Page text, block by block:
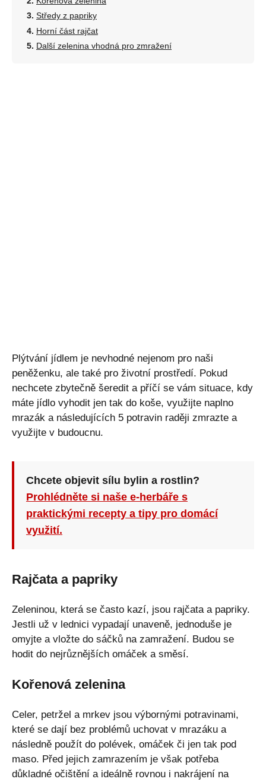
Středy z papriky
Horní část rajčat
Další zelenina vhodná pro zmražení
Plýtvání jídlem je nevhodné nejenom pro naši
peněženku, ale také pro životní prostředí. Pokud
nechcete zbytečně šeredit a příčí se vám situace, kdy
máte jídlo vyhodit jen tak do koše, využijte naplno
mrazák a následujících 5 potravin raději zmrazte a
využijte v budoucnu.
Chcete objevit sílu bylin a rostlin?
Prohlédněte si naše e-herbáře s
praktickými recepty a tipy pro domácí
využití.
Rajčata a papriky
Zeleninou, která se často kazí, jsou rajčata a papriky.
Jestli už v lednici vypadají unaveně, jednoduše je
omyjte a vložte do sáčků na zamražení. Budou se
hodit do nejrůznějších omáček a směsí.
Kořenová zelenina
Celer, petržel a mrkev jsou výbornými potravinami,
které se dají bez problémů uchovat v mrazáku a
následně použít do polévek, omáček či jen tak pod
maso. Před jejich zamrazením je však potřeba
důkladné očištění a ideálně rovnou i nakrájení na